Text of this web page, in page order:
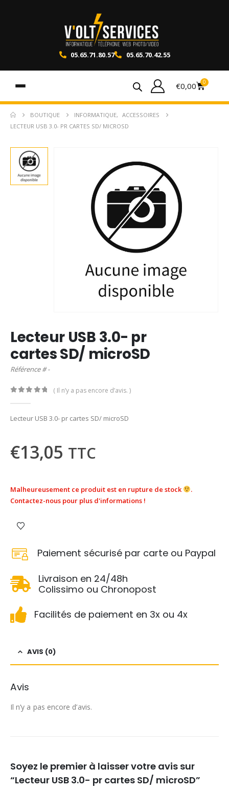
05.65.71.80.57 05.65.70.42.55
€0,00 0
BOUTIQUE INFORMATIQUE,
ACCESSOIRES
LECTEUR USB 3.0- PR CARTES SD/ MICROSD
Lecteur USB 3.0- pr
cartes SD/ microSD
Référence # -
( Il n’y a pas encore d’avis. )
Lecteur USB 3.0- pr cartes SD/ microSD
€13,05 TTC
Malheureusement ce produit est en rupture de stock
.
Contactez-nous pour plus d'informations !
Paiement sécurisé par carte ou Paypal
Livraison en 24/48h
Colissimo ou Chronopost
Facilités de paiement en 3x ou 4x
AVIS (0)
Avis
Il n’y a pas encore d’avis.
Soyez le premier à laisser votre avis sur
“Lecteur USB 3.0- pr cartes SD/ microSD”